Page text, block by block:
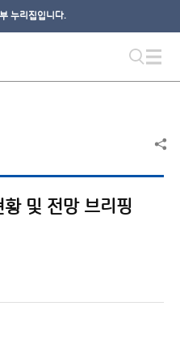
누리집입니다.
및 전망 브리핑